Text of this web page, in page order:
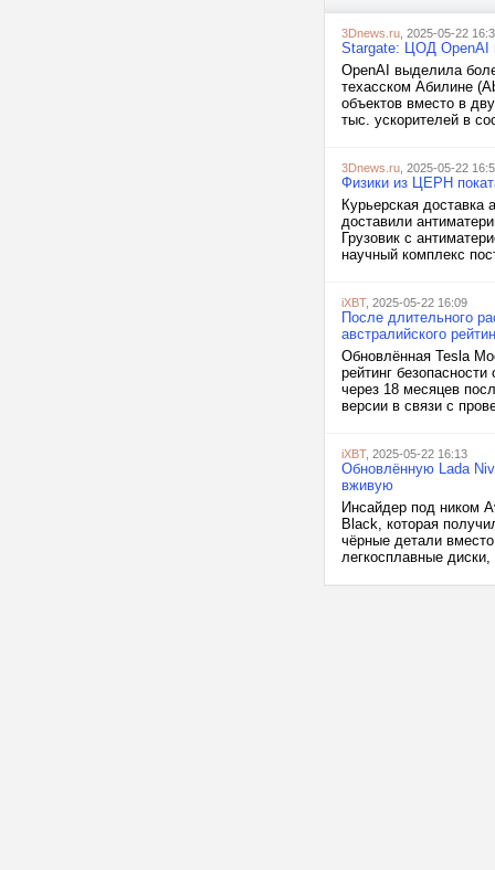
3Dnews.ru , 2025-05-22
Stargate: ЦОД OpenAI
OpenAI выделила
техасском Абилине
объектов вместо в
тыс. ускорителей в
3Dnews.ru , 2025-05-22
Физики из ЦЕРН
Курьерская
доставили
Грузовик с
научный комплекс
iXBT, 2025-05-22 16:09
После длительного
австралийского
Обновлённая Tesla
рейтинг
через 18 месяцев
версии в связи с
iXBT, 2025-05-22 16:13
Обновлённую Lada
вживую
Инсайдер под ником
Black, которая
чёрные детали
легкосплавные